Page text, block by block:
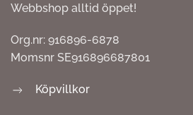
Webbshop alltid öppet!
Org.nr: 916896-6878
Momsnr SE916896687801
Köpvillkor